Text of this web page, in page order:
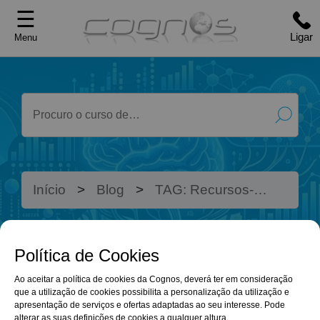
Política de Cookies
Ao aceitar a política de cookies da Cognos, deverá ter em consideração
que a utilização de cookies possibilita a personalização da utilização e
apresentação de serviços e ofertas adaptadas ao seu interesse. Pode
alterar as suas definições de cookies a qualquer altura.
☰
Menu Ligar
Início Blog
TAG: Recursos-
Humanos
BLOGOS CURSOS
ONLINE QUE